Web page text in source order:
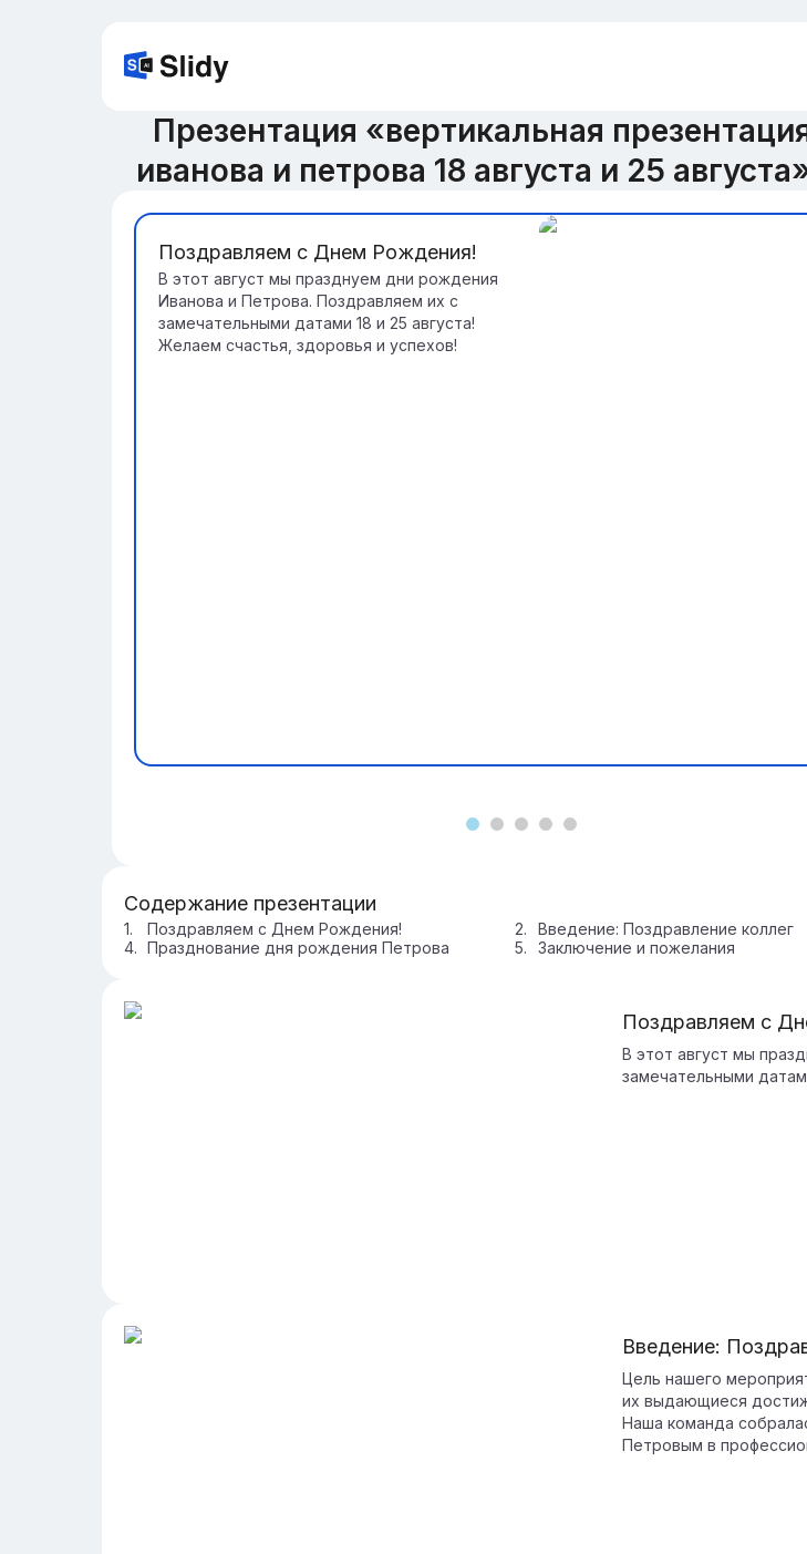
Презентация «вертикальная
иванова и петрова 18 августа и 25
Поздравляем с Днем Рождения!
В этот август мы празднуем дни рождения
Иванова и Петрова. Поздравляем их с
замечательными датами 18 и 25 августа!
Желаем счастья, здоровья и успехов!
Содержание презентации
Поздравляем с Днем Рождения! Введение: Поздравление коллег
Празднование дня рождения Петрова
Заключение и пожелания
Поздравляем с
В этот август мы
замечательными
Введение:
Цель нашего
их выдающиеся
Наша команда
Петровым в